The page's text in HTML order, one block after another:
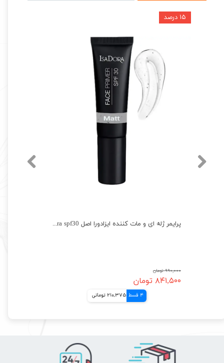
پرایمر ژله ای و مات کننده ایزادورا اصل Isadora spf30
۹۹۰,۰۰۰ تومان
۸۴۱,۵۰۰ تومان
4 قسط 210,375 تومانی
۱۵ درصد